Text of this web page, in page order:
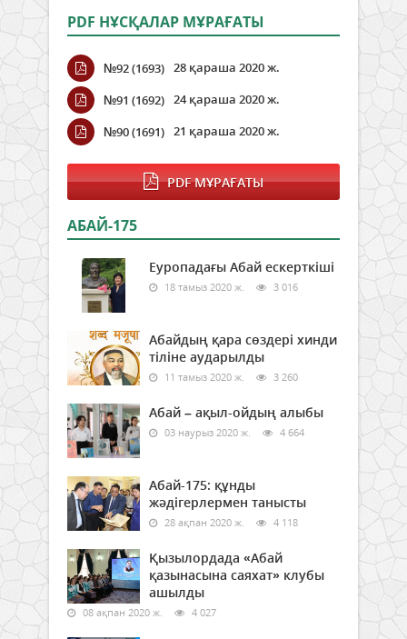
PDF НҰСҚАЛАР МҰРАҒАТЫ
№92 (1693) 28 қараша 2020 ж.
№91 (1692) 24 қараша 2020 ж.
№90 (1691) 21 қараша 2020 ж.
PDF МҰРАҒАТЫ
АБАЙ-175
Еуропадағы Абай ескерткіші
18 тамыз 2020 ж. 3 016
Абайдың қара сөздері хинди
тіліне аударылды
11 тамыз 2020 ж. 3 260
Абай – ақыл-ойдың алыбы
03 наурыз 2020 ж. 4 664
Абай-175: құнды
жәдігерлермен танысты
28 ақпан 2020 ж. 4 118
Қызылордада «Абай
қазынасына саяхат» клубы
ашылды
08 ақпан 2020 ж. 4 027